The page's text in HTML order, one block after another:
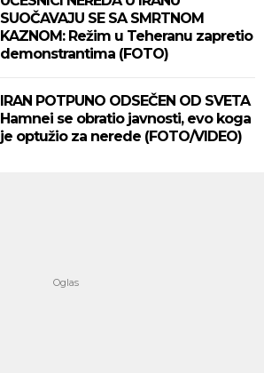
SUOČAVAJU SE SA SMRTNOM
KAZNOM: Režim u Teheranu zapretio
demonstrantima (FOTO)
IRAN POTPUNO ODSEČEN OD SVETA
Hamnei se obratio javnosti, evo koga
je optužio za nerede (FOTO/VIDEO)